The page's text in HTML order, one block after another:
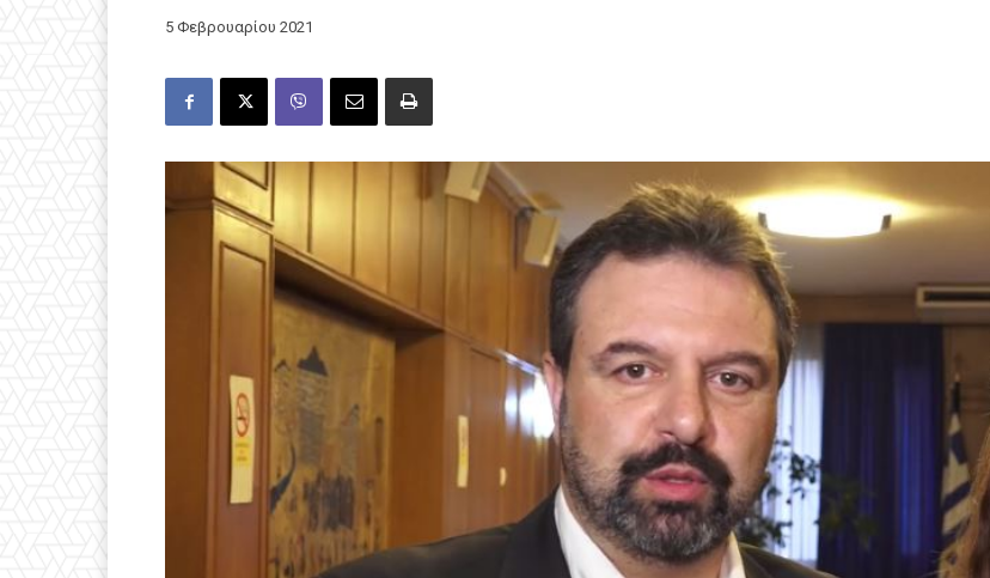
5 Φεβρουαρίου 2021